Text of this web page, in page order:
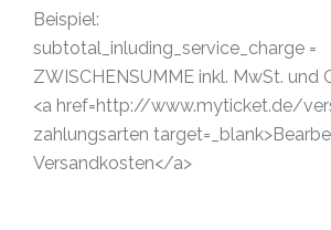
Beispiel:
subtotal_inluding_service_charge =
ZWISCHENSUMME inkl. MwSt. und
<a href=http://www.myticket.de/
zahlungsarten
Versandkosten</a>